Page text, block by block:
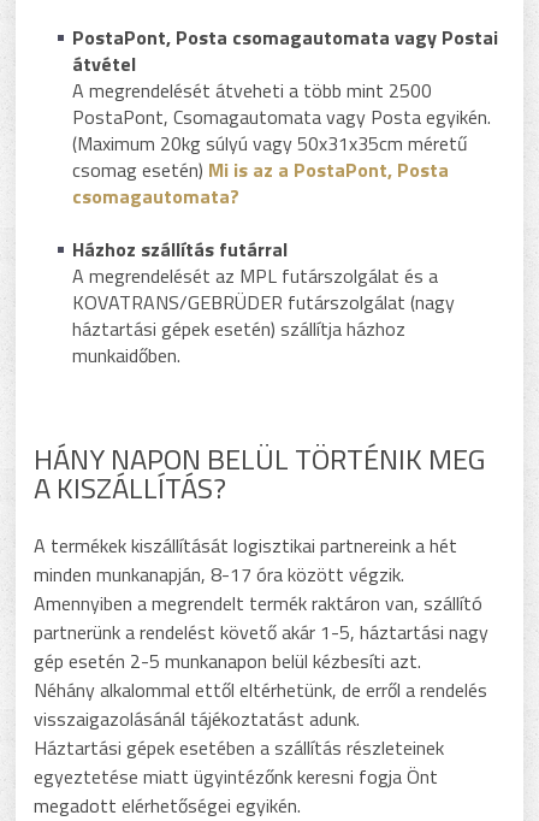
PostaPont, Posta csomagautomata vagy Postai
átvétel
A megrendelését átveheti a több mint 2500
PostaPont, Csomagautomata vagy Posta egyikén.
(Maximum 20kg súlyú vagy 50x31x35cm méretű
csomag esetén) Mi is az a PostaPont, Posta
csomagautomata?
Házhoz szállítás futárral
A megrendelését az MPL futárszolgálat és a
KOVATRANS/GEBRÜDER futárszolgálat (nagy
háztartási gépek esetén) szállítja házhoz
munkaidőben.
HÁNY NAPON BELÜL TÖRTÉNIK MEG
A KISZÁLLÍTÁS?
A termékek kiszállítását logisztikai partnereink a hét
minden munkanapján, 8-17 óra között végzik.
Amennyiben a megrendelt termék raktáron van, szállító
partnerünk a rendelést követő akár 1-5, háztartási nagy
gép esetén 2-5 munkanapon belül kézbesíti azt.
Néhány alkalommal ettől eltérhetünk, de erről a rendelés
visszaigazolásánál tájékoztatást adunk.
Háztartási gépek esetében a szállítás részleteinek
egyeztetése miatt ügyintézőnk keresni fogja Önt
megadott elérhetőségei egyikén.